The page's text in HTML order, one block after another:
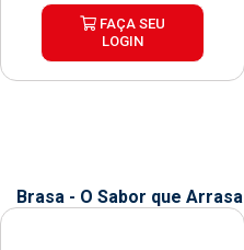
FAÇA SEU
LOGIN
Brasa - O Sabor que Arrasa